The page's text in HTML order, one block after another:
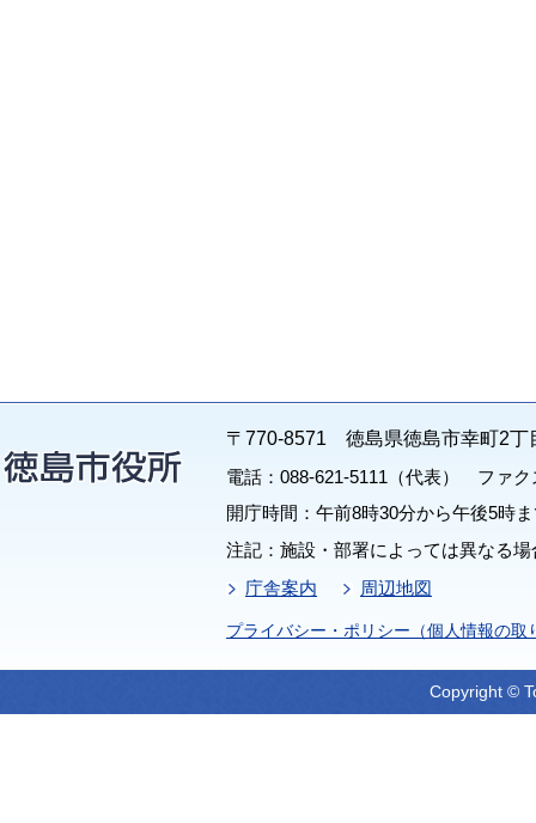
〒770-8571 徳島県徳島市幸町2丁
電話：088-621-5111（代表） ファク
開庁時間：午前8時30分から午後5時
注記：施設・部署によっては異なる
庁舎案内
周辺地図
プライバシー・ポリシー（個人情報の取
Copyright ©